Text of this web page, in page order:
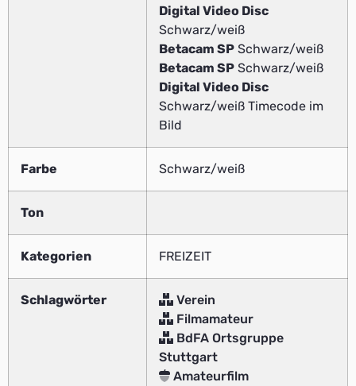
Digital Video Disc
Schwarz/weiß
Betacam SP Schwarz/weiß
Betacam SP Schwarz/weiß
Digital Video Disc
Schwarz/weiß Timecode im
Bild
Farbe Schwarz/weiß
Ton
Kategorien FREIZEIT
Schlagwörter
Verein
Filmamateur
BdFA Ortsgruppe
Stuttgart
Amateurfilm